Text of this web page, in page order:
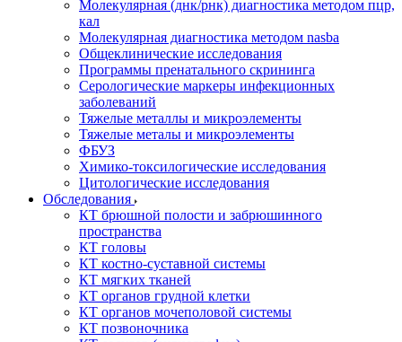
Молекулярная (днк/рнк) диагностика методом пцр,
кал
Молекулярная диагностика методом nasba
Общеклинические исследования
Программы пренатального скрининга
Серологические маркеры инфекционных
заболеваний
Тяжелые металлы и микроэлементы
Тяжелые металы и микроэлементы
ФБУЗ
Химико-токсилогические исследования
Цитологические исследования
Обследования
КТ брюшной полости и забрюшинного
пространства
КТ головы
КТ костно-суставной системы
КТ мягких тканей
КТ органов грудной клетки
КТ органов мочеполовой системы
КТ позвоночника